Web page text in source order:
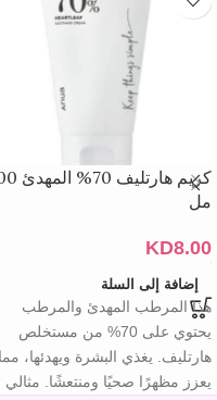
كريم هارتليف
مل
KD8.00
إضافة إلى السلة
هذا المرطب المهدئ والمرطب
يحتوي على 70% من مستخلص
هارتليف. يغذي البشرة ويهدئها، مما
يعزز مظهرًا صحيًا ومنتعشًا. مثالي